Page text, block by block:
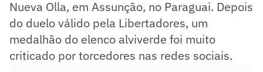
Nueva Olla, em Assunção, no Paraguai. Depois
do duelo válido pela Libertadores, um
medalhão do elenco alviverde foi muito
criticado por torcedores nas redes sociais.